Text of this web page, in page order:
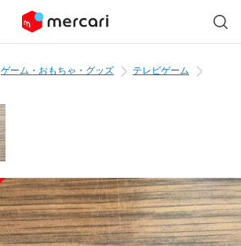
ゲーム・おもちゃ・グッズ
テレビゲーム